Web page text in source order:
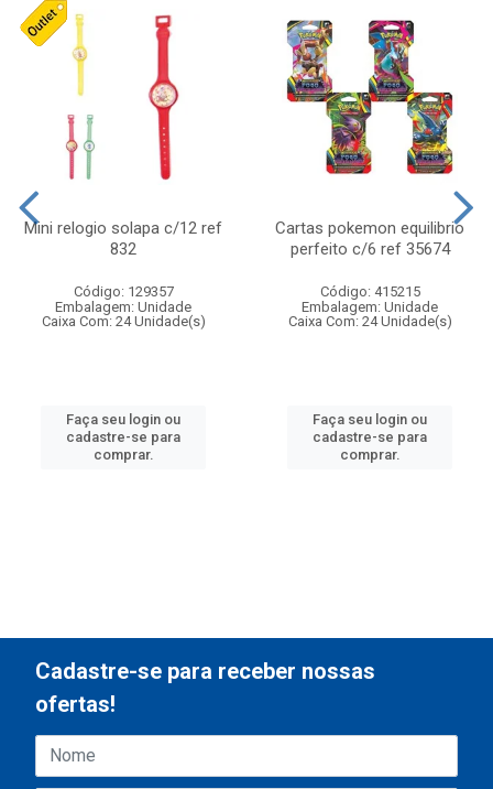
Mini relogio solapa c/12 ref
832
Código: 129357
Embalagem: Unidade
Caixa Com: 24 Unidade(s)
Faça seu login ou
cadastre-se para
comprar.
Cartas pokemon equilibrio
perfeito c/6 ref 35674
Código: 415215
Embalagem: Unidade
Caixa Com: 24 Unidade(s)
Faça seu login ou
cadastre-se para
comprar.
Cadastre-se para receber nossas
ofertas!